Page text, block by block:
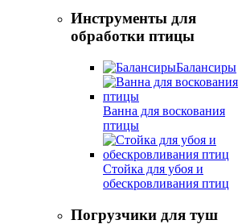
Инструменты для
обработки птицы
Балансиры
Ванна для воскования
птицы
Стойка для убоя и
обескровливания птиц
Погрузчики для туш